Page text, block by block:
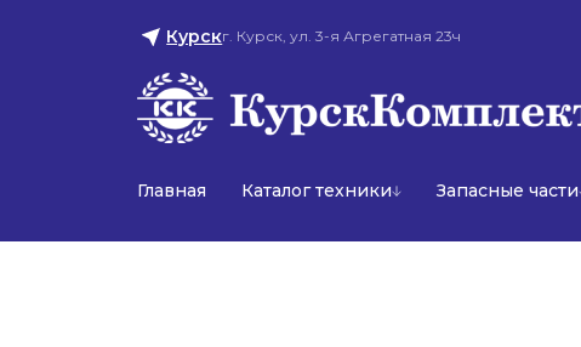
Курскг. Курск, ул. 3-я Агрегатная 23ч
Главная Каталог техники Запасные части